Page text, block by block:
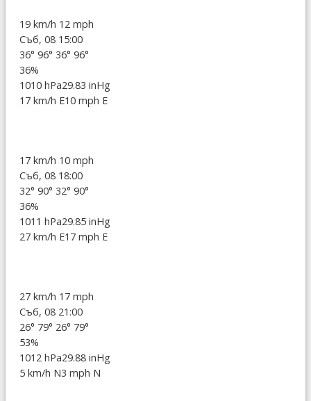
19 km/h 12 mph
Съб, 08 15:00
36° 96° 36° 96°
36%
1010 hPa29.83 inHg
17 km/h E10 mph E
17 km/h 10 mph
Съб, 08 18:00
32° 90° 32° 90°
36%
1011 hPa29.85 inHg
27 km/h E17 mph E
27 km/h 17 mph
Съб, 08 21:00
26° 79° 26° 79°
53%
1012 hPa29.88 inHg
5 km/h N3 mph N